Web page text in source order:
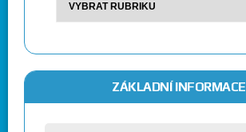
ZÁKLADNÍ INFORMACE